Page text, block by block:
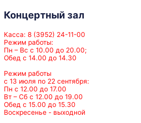
Концертный зал
Касса: 8 (3952) 24-11-00
Режим работы:
Пн – Вс с 10.00 до 20.00;
Обед с 14.00 до 14.30
Режим работы
с 13 июля по 22 сентября:
Пн с 12.00 до 17.00
Вт – Сб с 12.00 до 19.00
Обед с 15.00 до 15.30
Воскресенье - выходной